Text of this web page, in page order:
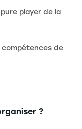
player de la
de
?